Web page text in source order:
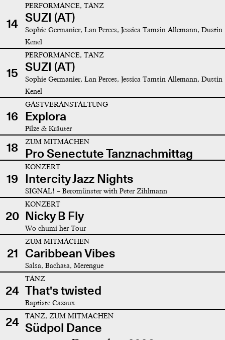
14
PERFORMANCE, TANZ
SUZI (AT)
Sophie Germanier, Lan Perces, Jessica Tamsin Allemann, Dustin
Kenel
15
PERFORMANCE, TANZ
SUZI (AT)
Sophie Germanier, Lan Perces, Jessica Tamsin Allemann, Dustin
Kenel
16
GASTVERANSTALTUNG
Explora
Pilze & Kräuter
18 ZUM MITMACHEN
Pro Senectute Tanznachmittag
19
KONZERT
Intercity Jazz Nights
SIGNAL! – Beromünster with Peter Zihlmann
20
KONZERT
Nicky B Fly
Wo chumi her Tour
21
ZUM MITMACHEN
Caribbean Vibes
Salsa, Bachata, Merengue
24
TANZ
That's twisted
Baptiste Cazaux
24 TANZ, ZUM MITMACHEN
Südpol Dance